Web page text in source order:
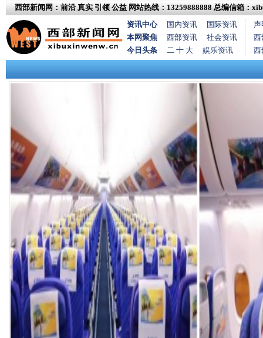
西部新闻网：前沿 真实 引领 公益 网站热线：13259888888 总编信箱：
资讯中心
国内资讯
国际资讯
本网聚焦
西部资讯
社会资讯
今日头条
二 十 大 娱乐资讯
声
西
西